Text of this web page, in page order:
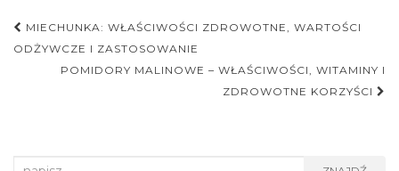
Nawigacja
postu
MIECHUNKA: WŁAŚCIWOŚCI ZDROWOTNE, WARTOŚCI
ODŻYWCZE I ZASTOSOWANIE
POMIDORY MALINOWE – WŁAŚCIWOŚCI, WITAMINY I
ZDROWOTNE KORZYŚCI